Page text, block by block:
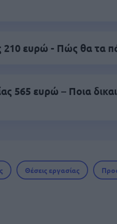
ευρώ - Πώς θα τα
565 ευρώ – Ποια
Θέσεις εργασίας